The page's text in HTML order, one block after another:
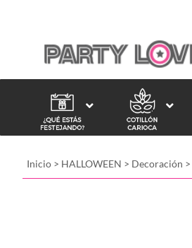
Inicio > HALLOWEEN > Decoración >